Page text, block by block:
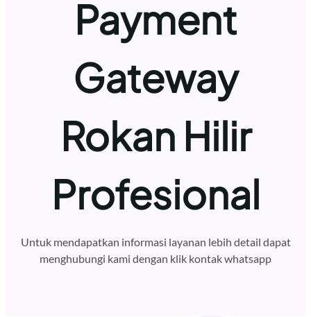
Payment
Gateway
Rokan Hilir
Profesional
Untuk mendapatkan informasi layanan lebih detail dapat
menghubungi kami dengan klik kontak whatsapp